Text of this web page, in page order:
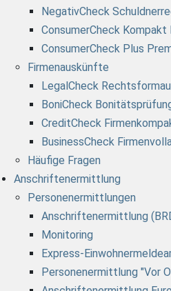
NegativCheck
ConsumerCheck
ConsumerCheck Plus
Firmenauskünfte
LegalCheck
BoniCheck
CreditCheck
BusinessCheck
Häufige Fragen
Anschriftenermittlung
Personenermittlungen
Anschriftenermittlung
Monitoring
Express-
Personenermittlung "Vor